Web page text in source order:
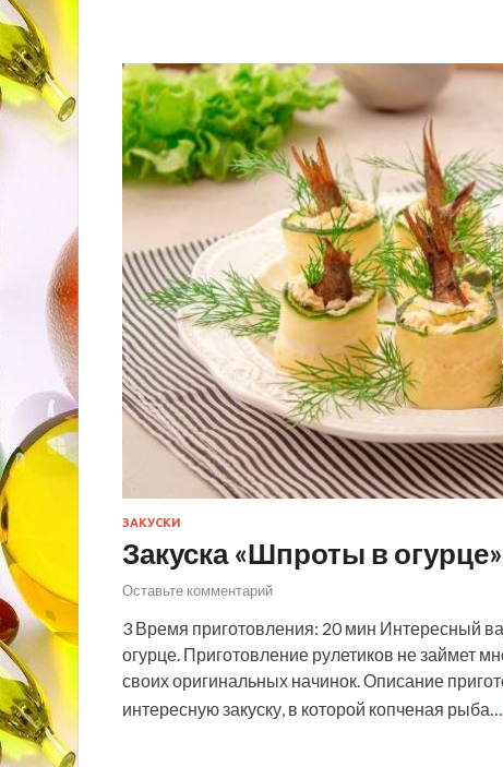
ЗАКУСКИ
Закуска «Шпроты в огурце»
Оставьте комментарий
3 Время приготовления: 20 мин Интересный
огурце. Приготовление рулетиков не займет
своих оригинальных начинок. Описание
интересную закуску, в которой копченая рыба…